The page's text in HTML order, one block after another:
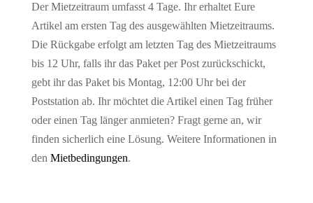
Der Mietzeitraum umfasst 4 Tage. Ihr erhaltet Eure
Artikel am ersten Tag des ausgewählten Mietzeitraums.
Die Rückgabe erfolgt am letzten Tag des Mietzeitraums
bis 12 Uhr, falls ihr das Paket per Post zurückschickt,
gebt ihr das Paket bis Montag, 12:00 Uhr bei der
Poststation ab. Ihr möchtet die Artikel einen Tag früher
oder einen Tag länger anmieten? Fragt gerne an, wir
finden sicherlich eine Lösung. Weitere Informationen in
den Mietbedingungen.